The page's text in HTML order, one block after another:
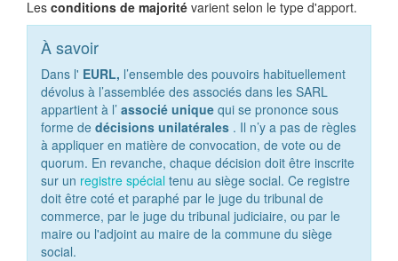
Les conditions de majorité varient selon le type d'apport.
À savoir
Dans l' EURL, l’ensemble des pouvoirs habituellement
dévolus à l’assemblée des associés dans les SARL
appartient à l’ associé unique qui se prononce sous
forme de décisions unilatérales . Il n’y a pas de règles
à appliquer en matière de convocation, de vote ou de
quorum. En revanche, chaque décision doit être inscrite
sur un registre spécial tenu au siège social. Ce registre
doit être coté et paraphé par le juge du tribunal de
commerce, par le juge du tribunal judiciaire, ou par le
maire ou l'adjoint au maire de la commune du siège
social.